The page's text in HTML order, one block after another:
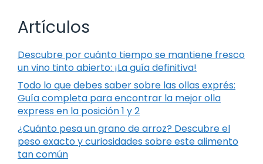
Artículos
Descubre por cuánto tiempo se mantiene fresco
un vino tinto abierto: ¡La guía definitiva!
Todo lo que debes saber sobre las ollas exprés:
Guía completa para encontrar la mejor olla
express en la posición 1 y 2
¿Cuánto pesa un grano de arroz? Descubre el
peso exacto y curiosidades sobre este alimento
tan común